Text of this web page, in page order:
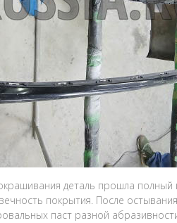
деталь прошла
покрытия. После
паст разной